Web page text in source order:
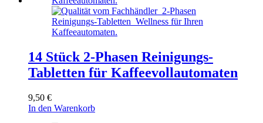
14 Stück 2-Phasen Reinigungs-
Tabletten für Kaffeevollautomaten
9,50 €
In den Warenkorb